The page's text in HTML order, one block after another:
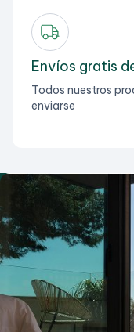
Envíos gratis
Todos nuestros
enviarse